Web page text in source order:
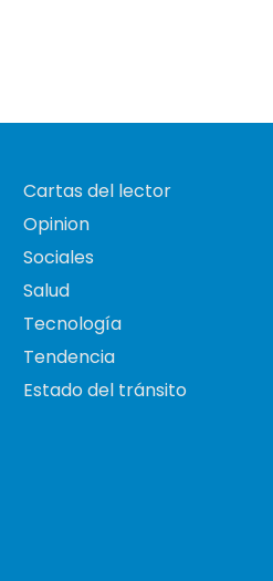
Cartas del lector
Opinion
Sociales
Salud
Tecnología
Tendencia
Estado del tránsito